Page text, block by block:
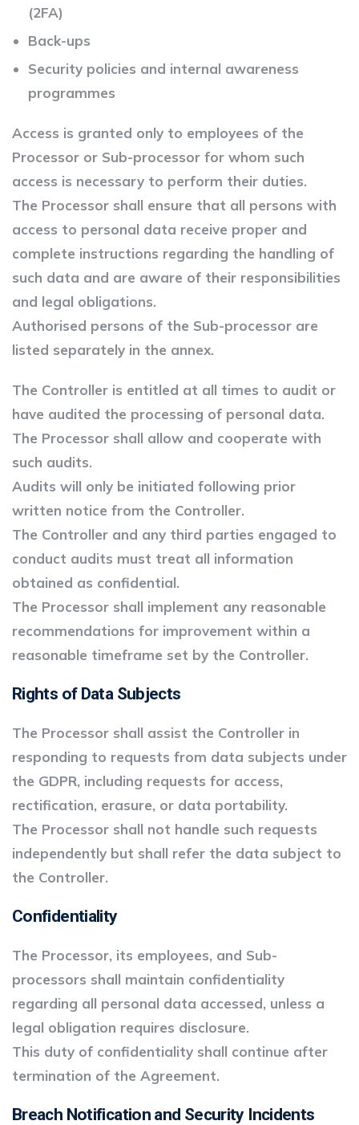
(2FA)
Back-ups
Security policies and internal awareness
programmes
Access is granted only to employees of the
Processor or Sub-processor for whom such
access is necessary to perform their duties.
The Processor shall ensure that all persons with
access to personal data receive proper and
complete instructions regarding the handling of
such data and are aware of their responsibilities
and legal obligations.
Authorised persons of the Sub-processor are
listed separately in the annex.
The Controller is entitled at all times to audit or
have audited the processing of personal data.
The Processor shall allow and cooperate with
such audits.
Audits will only be initiated following prior
written notice from the Controller.
The Controller and any third parties engaged to
conduct audits must treat all information
obtained as confidential.
The Processor shall implement any reasonable
recommendations for improvement within a
reasonable timeframe set by the Controller.
Rights of Data Subjects
The Processor shall assist the Controller in
responding to requests from data subjects under
the GDPR, including requests for access,
rectification, erasure, or data portability.
The Processor shall not handle such requests
independently but shall refer the data subject to
the Controller.
Confidentiality
The Processor, its employees, and Sub-
processors shall maintain confidentiality
regarding all personal data accessed, unless a
legal obligation requires disclosure.
This duty of confidentiality shall continue after
termination of the Agreement.
Breach Notification and Security Incidents